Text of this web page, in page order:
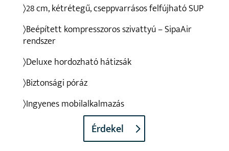
〉28 cm, kétrétegű, cseppvarrásos felfújható SUP
〉Beépített kompresszoros szivattyú – SipaAir
rendszer
〉Deluxe hordozható hátizsák
〉Biztonsági póráz
〉Ingyenes mobilalkalmazás
Érdekel